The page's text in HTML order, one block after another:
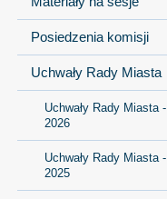
Posiedzenia komisji
Uchwały Rady Miasta
Uchwały Rady Miasta -
2026
Uchwały Rady Miasta -
2025